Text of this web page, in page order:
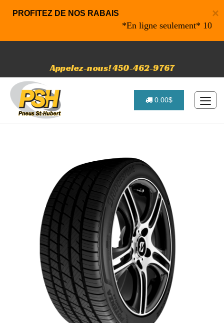
×
PROFITEZ DE NOS RABAIS
*En ligne seulement* 10% de
Appelez-nous! 450-462-9767
0.00$